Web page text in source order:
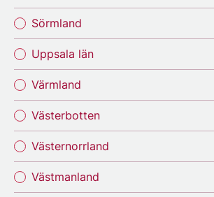
Sörmland
Uppsala län
Värmland
Västerbotten
Västernorrland
Västmanland